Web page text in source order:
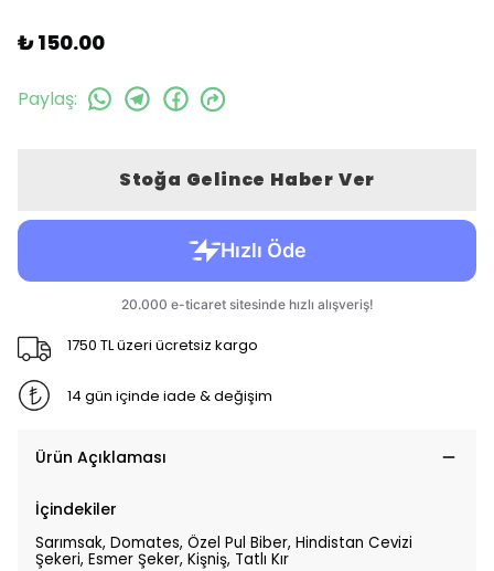
₺ 150.00
Paylaş:
Stoğa Gelince Haber Ver
1750 TL üzeri ücretsiz kargo
14 gün içinde iade & değişim
Ürün Açıklaması
İçindekiler
Sarımsak, Domates, Özel Pul Biber, Hindistan Cevizi
Şekeri, Esmer Şeker, Kişniş, Tatlı Kır